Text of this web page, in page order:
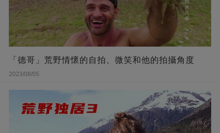
「德哥」荒野情懷的自拍、微笑和他的拍攝角度
2023/08/05